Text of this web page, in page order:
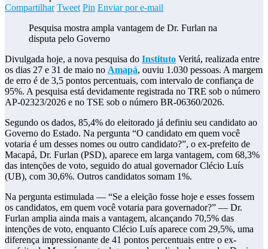
Compartilhar Tweet Pin Enviar por e-mail
Pesquisa mostra ampla vantagem de Dr. Furlan na
disputa pelo Governo
Divulgada hoje, a nova pesquisa do Instituto Veritá, realizada entre
os dias 27 e 31 de maio no Amapá, ouviu 1.030 pessoas. A margem
de erro é de 3,5 pontos percentuais, com intervalo de confiança de
95%. A pesquisa está devidamente registrada no TRE sob o número
AP-02323/2026 e no TSE sob o número BR-06360/2026.
Segundo os dados, 85,4% do eleitorado já definiu seu candidato ao
Governo do Estado. Na pergunta “O candidato em quem você
votaria é um desses nomes ou outro candidato?”, o ex-prefeito de
Macapá, Dr. Furlan (PSD), aparece em larga vantagem, com 68,3%
das intenções de voto, seguido do atual governador Clécio Luís
(UB), com 30,6%. Outros candidatos somam 1%.
Na pergunta estimulada — “Se a eleição fosse hoje e esses fossem
os candidatos, em quem você votaria para governador?” — Dr.
Furlan amplia ainda mais a vantagem, alcançando 70,5% das
intenções de voto, enquanto Clécio Luís aparece com 29,5%, uma
diferença impressionante de 41 pontos percentuais entre o ex-